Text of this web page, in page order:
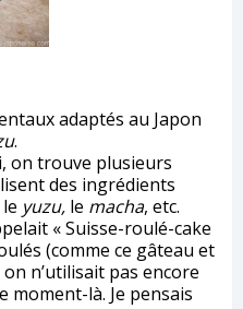
adaptés au Japon
.
on trouve plusieurs
des ingrédients
le yuzu, le macha, etc.
« Suisse-roulé-cake
(comme ce gâteau et
n’utilisait pas encore
moment-là. Je pensais